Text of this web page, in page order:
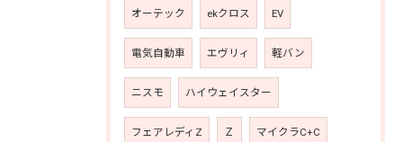
オーテック ekクロス EV
電気自動車 エヴリィ 軽バン
ニスモ ハイウェイスター
フェアレディZ Ｚ マイクラC+C